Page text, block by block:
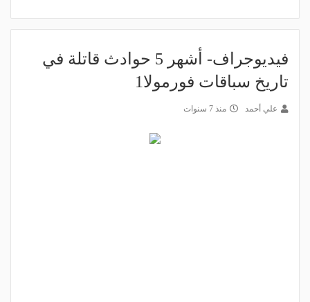
فيديوجراف- أشهر 5 حوادث قاتلة في
تاريخ سباقات فورمولا1
علي أحمد منذ 7 سنوات